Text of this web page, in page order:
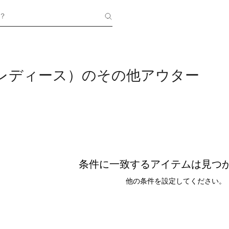
ディース）のその他アウター
条件に一致するアイテムは見つ
他の条件を設定してください。